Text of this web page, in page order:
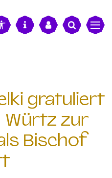
gratuliert
Würtz zur
Bischof